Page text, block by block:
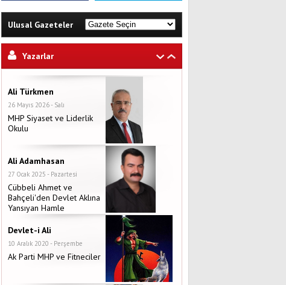
Ulusal Gazeteler
Yazarlar
Ali Türkmen
26 Mayıs 2026 - Salı
MHP Siyaset ve Liderlik
Okulu
Ali Adamhasan
27 Ocak 2025 - Pazartesi
Cübbeli Ahmet ve
Bahçeli'den Devlet Aklına
Yansıyan Hamle
Devlet-i Ali
10 Aralık 2020 - Perşembe
Ak Parti MHP ve Fitneciler